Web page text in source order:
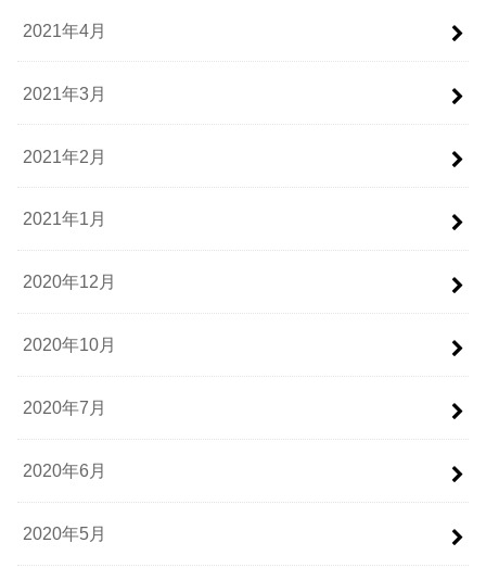
2021年4月
2021年3月
2021年2月
2021年1月
2020年12月
2020年10月
2020年7月
2020年6月
2020年5月